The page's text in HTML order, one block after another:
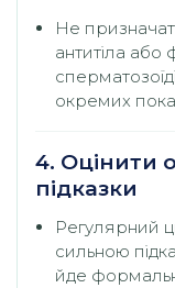
Не
антитіла
окремих
4. Оцінити
підказки
Регулярний
сильною
йде